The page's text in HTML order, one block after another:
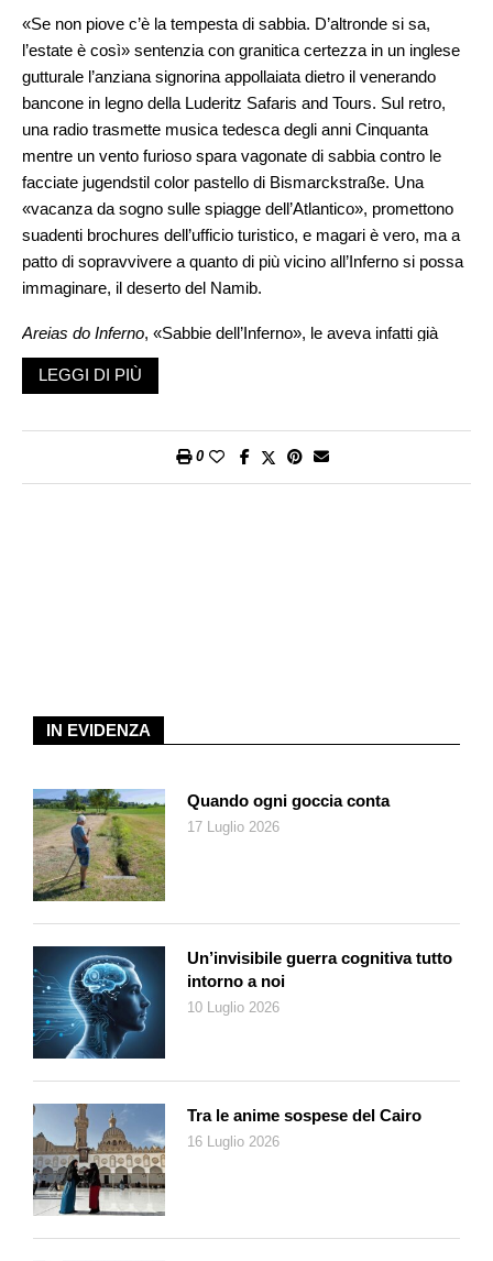
«Se non piove c’è la tempesta di sabbia. D’altronde si sa,
l’estate è così» sentenzia con granitica certezza in un inglese
gutturale l’anziana signorina appollaiata dietro il venerando
bancone in legno della Luderitz Safaris and Tours. Sul retro,
una radio trasmette musica tedesca degli anni Cinquanta
mentre un vento furioso spara vagonate di sabbia contro le
facciate jugendstil color pastello di Bismarckstraße. Una
«vacanza da sogno sulle spiagge dell’Atlantico», promettono
suadenti brochures dell’ufficio turistico, e magari è vero, ma a
patto di sopravvivere a quanto di più vicino all’Inferno si possa
immaginare, il deserto del Namib.
Areias do Inferno, «Sabbie dell’Inferno», le aveva infatti già
ribattezzate il navigatore portoghese Bartolomeo Diaz nel 1487
quando finalmente riuscì a uscire da quella che aveva
fosse disposto a vivere in un posto simile, ma si sbagliava
probabilmente pensò di aver fatto l’affare del secolo rifilando
quell’inutile caos di vento e sabbia a un ingenuo straniero. Un
prussiani nulla è impossibile», come dimostrano le tappezzerie
dai tenui colori pastello ancora nascoste nelle viscere di
un’architettura guglielmina che il deserto si sta ingoiando con
spietata lentezza, pietra dopo pietra, salotto dopo salotto.
Dannazione e mistero
Un clima di dannazione e mistero aleggia ancora su
Kolmanskop, perché se è vero che il deserto è un grande
equalizzatore, questa inquietante
perfetto, con i suoi rispettabili fantasmi di ingegneri, architetti,
questa microscopica capitale di un impero di sabbie e
diamanti.
Tutto iniziò un po’ in sordina nel maggio del 1908 quando
Zacharias Lewala, un operaio che lavorava alla ferrovia, trovò
LEGGI DI PIÙ
0
IN EVIDENZA
Quando ogni goccia conta
17 Luglio 2026
Un’invisibile guerra cognitiva tutto
intorno a noi
10 Luglio 2026
Tra le anime sospese del Cairo
16 Luglio 2026